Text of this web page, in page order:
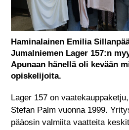
Haminalainen Emilia
Jumalniemen Lager 157:n
Apunaan hänellä oli kevään
opiskelijoita.
Lager 157 on
Stefan Palm vuonna 1999.
pääosin valmiita vaatteita